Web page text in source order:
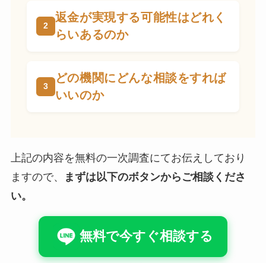
返金が実現する可能性はどれく
らいあるのか
どの機関にどんな相談をすれば
いいのか
上記の内容を無料の一次調査にてお伝えしており
ますので、
まずは以下のボタンからご相談くださ
い。
無料で今すぐ相談する